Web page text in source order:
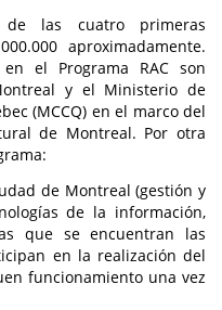
de las cuatro primeras
aproximadamente.
el Programa RAC son
y el Ministerio de
(MCCQ) en el marco del
de Montreal. Por otra
de Montreal (gestión y
de la información,
que se encuentran las
en la realización del
funcionamiento una vez